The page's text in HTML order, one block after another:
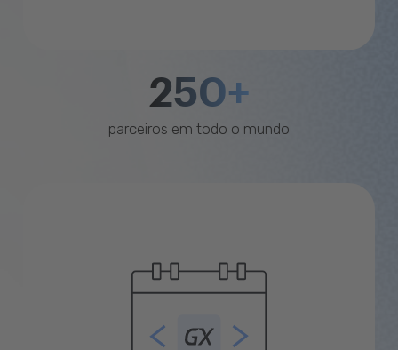
250+
parceiros em todo o mundo